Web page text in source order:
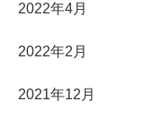
2022年4月
2022年2月
2021年12月